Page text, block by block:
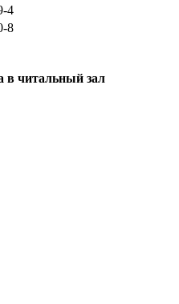
4
8
в читальный зал